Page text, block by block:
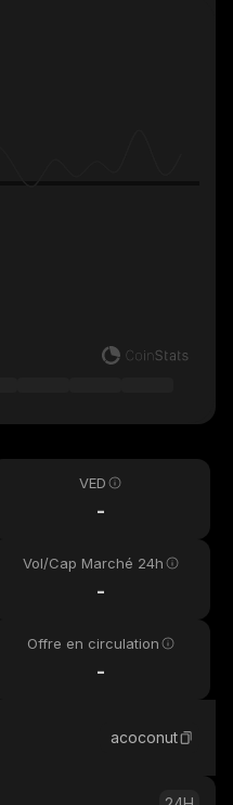
VED
-
Vol/Cap Marché 24h
-
Offre en circulation
-
acoconut